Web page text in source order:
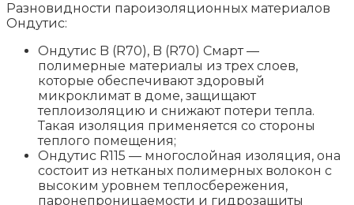
Разновидности пароизоляционных материалов
Ондутис:
Ондутис B (R70), B (R70) Смарт —
полимерные материалы из трех слоев,
которые обеспечивают здоровый
микроклимат в доме, защищают
теплоизоляцию и снижают потери тепла.
Такая изоляция применяется со стороны
теплого помещения;
Ондутис R115 — многослойная изоляция, она
состоит из нетканых полимерных волокон с
высоким уровнем теплосбережения,
паронепроницаемости и гидрозащиты